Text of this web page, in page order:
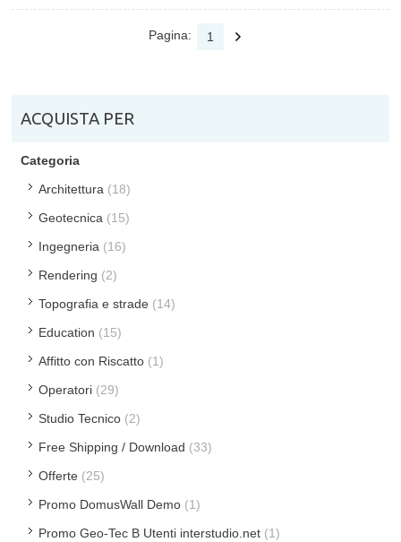
Pagina: 1
ACQUISTA PER
Categoria
Architettura (18)
Geotecnica (15)
Ingegneria (16)
Rendering (2)
Topografia e strade (14)
Education (15)
Affitto con Riscatto (1)
Operatori (29)
Studio Tecnico (2)
Free Shipping / Download (33)
Offerte (25)
Promo DomusWall Demo (1)
Promo Geo-Tec B Utenti interstudio.net (1)